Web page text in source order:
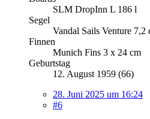
SLM DropInn L 186 l
Segel
Vandal Sails Venture 7,2
Finnen
Munich Fins 3 x 24 cm
Geburtstag
12. August 1959 (66)
28. Juni 2025 um 16:24
#6